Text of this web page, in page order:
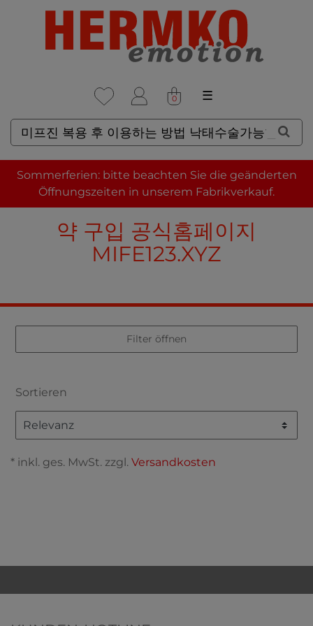
0 ☰
Sommerferien: bitte beachten Sie die geänderten
Öffnungszeiten in unserem Fabrikverkauf.
SUCHERGEBNISSE FÜR: 미
프진 복용 후 이용하는 방법 낙
태수술가능한 곳 - 미프진 낙태
약 구입 공식홈페이지
MIFE123.XYZ
Filter öffnen
Sortieren
* inkl. ges. MwSt. zzgl. Versandkosten